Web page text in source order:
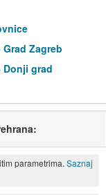
Zagreb
grad
parametrima. Saznaj